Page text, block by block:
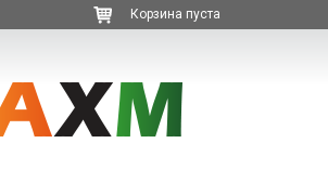
Корзина пуста